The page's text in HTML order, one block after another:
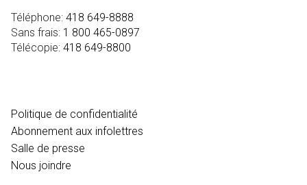
Téléphone: 418 649-8888
Sans frais: 1 800 465-0897
Télécopie: 418 649-8800
Politique de confidentialité
Abonnement aux infolettres
Salle de presse
Nous joindre